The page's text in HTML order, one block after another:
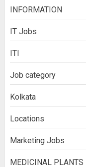
INFORMATION
IT Jobs
ITI
Job category
Kolkata
Locations
Marketing Jobs
MEDICINAL PLANTS